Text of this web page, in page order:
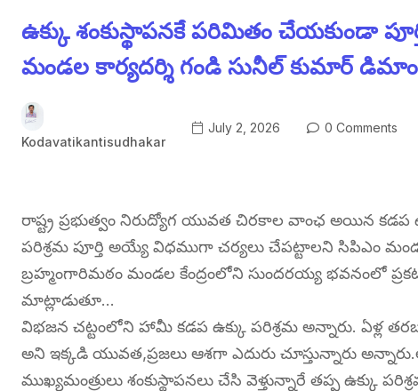
ఉక్కు శంకుస్థాపనకే పరిమితం చేయకుండా
మండల కార్యదర్శి గండి సునీల్ కుమార్
Kodavatikantisudhakar
July 2, 2026 0 Comments
రాష్ట్ర ప్రభుత్వం నిరుద్యోగ యువత చిరకాల వాంఛ అయిన కడప
పరిశ్రమ పూర్తి అయ్యే విధముగా చర్యలు చేపట్టాలని సిపిఎం
బ్రహ్మంగారిమఠం మండల కేంద్రంలోని సుందరయ్య భవనంలో
మాట్లాడుతూ…
విభజన చట్టంలోని హామీ కడప ఉక్కు పరిశ్రమ అన్నారు. ఏళ్ల
అని ఇక్కడి యువత,ప్రజలు ఆశగా ఎదురు చూస్తున్నారు
ముఖ్యమంత్రులు శంకుస్థాపనలు చేసి వెళ్తున్నారే తప్ప ఉక్కు